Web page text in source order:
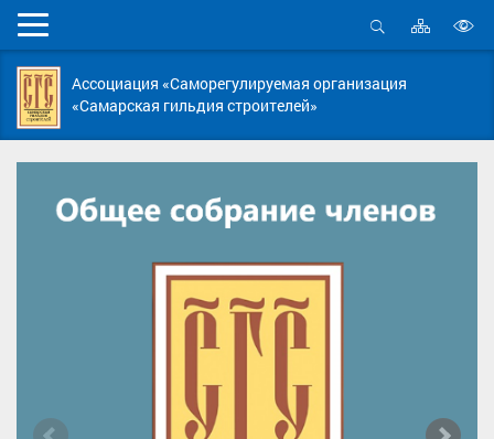
Мобильное
меню
Открыть
Карта
сайта
Ассоциация «Саморегулируемая организация
«Самарская гильдия строителей»